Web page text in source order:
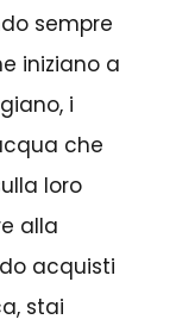
sempre
iniziano a
i
che
loro
alla
acquisti
stai